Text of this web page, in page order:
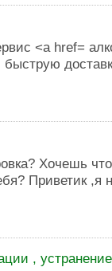
<a href=
Xочешь
Приветик ,я
,